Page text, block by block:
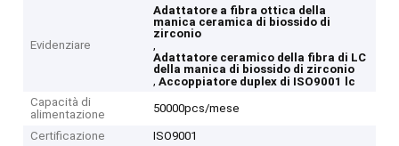
Evidenziare
Adattatore a fibra ottica della
manica ceramica di biossido di
zirconio
,
Adattatore ceramico della fibra di LC
della manica di biossido di zirconio
,Accoppiatore duplex di ISO9001 lc
Capacità di
alimentazione
50000pcs/mese
Certificazione
ISO9001